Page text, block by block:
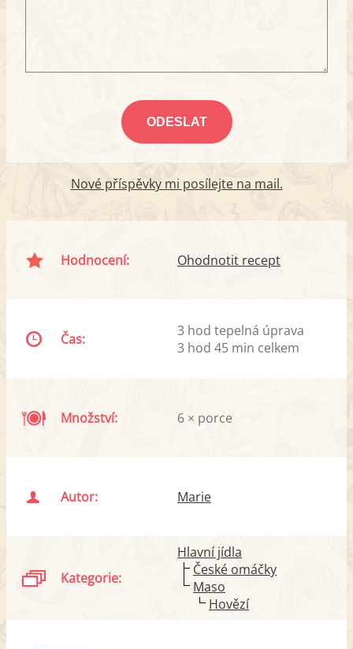
Nové příspěvky mi posílejte na mail.
Hodnocení: Ohodnotit recept
Čas:
3 hod tepelná úprava
3 hod 45 min celkem
Množství: 6 × porce
Autor: Marie
Kategorie:
Hlavní jídla
České omáčky
Maso
Hovězí